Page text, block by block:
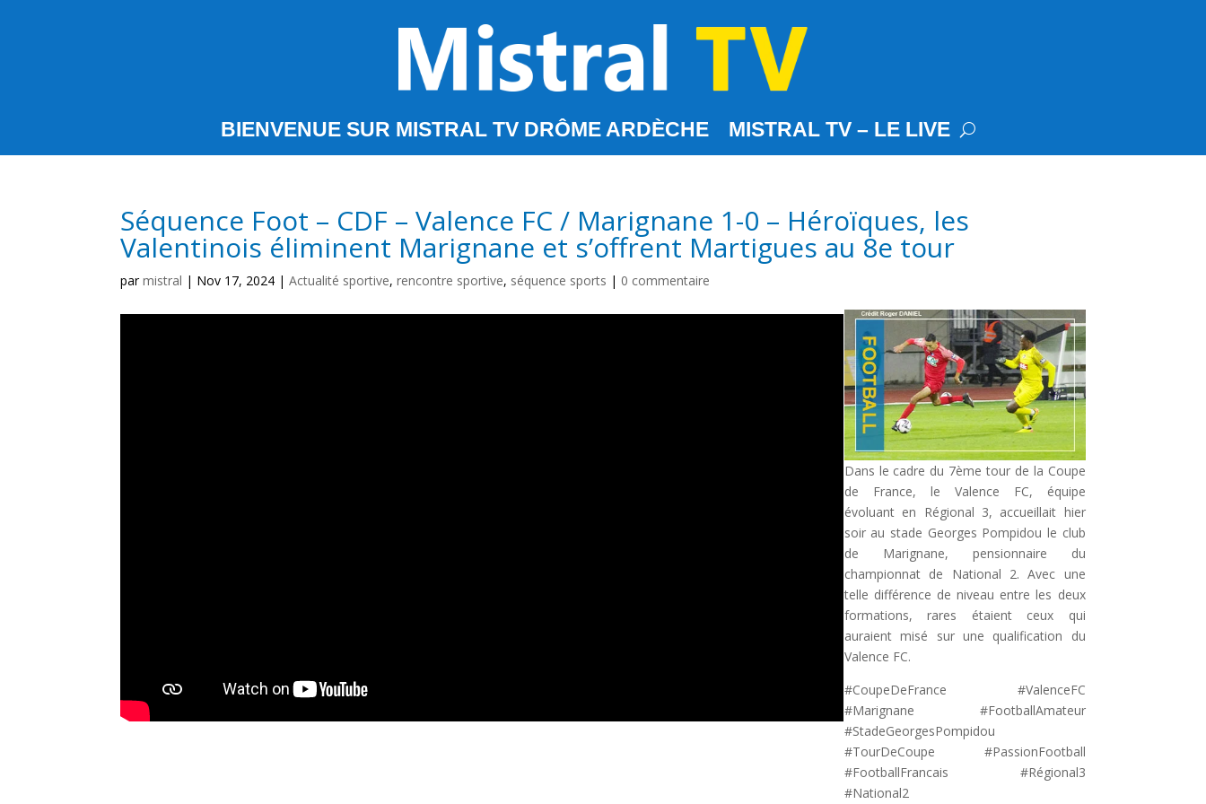
BIENVENUE SUR MISTRAL TV DRÔME ARDÈCHE MISTRAL TV – LE LIVE
Séquence Foot – CDF – Valence FC / Marignane 1-0 – Héroïques, les
Valentinois éliminent Marignane et s’offrent Martigues au 8e tour
parmistral | Nov 17, 2024 |Actualité sportive,rencontre sportive, séquence sports | 0 commentaire
Dans le cadre du 7ème tour de la Coupe
de France, le Valence FC, équipe
évoluant en Régional 3, accueillait hier
soir au stade Georges Pompidou le club
de Marignane, pensionnaire du
championnat de National 2. Avec une
telle différence de niveau entre les deux
formations, rares étaient ceux qui
auraient misé sur une qualification du
Valence FC.
#CoupeDeFrance #ValenceFC
#Marignane #FootballAmateur
#StadeGeorgesPompidou
#TourDeCoupe #PassionFootball
#FootballFrancais #Régional3
#National2